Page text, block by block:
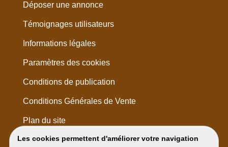
Les cookies permettent d'améliorer votre navigation
Déposer une annonce
Témoignages utilisateurs
Informations légales
Paramètres des cookies
Conditions de publication
Conditions Générales de Vente
Plan du site